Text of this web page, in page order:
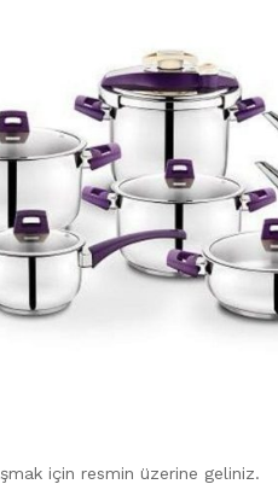
için resmin üzerine geliniz.